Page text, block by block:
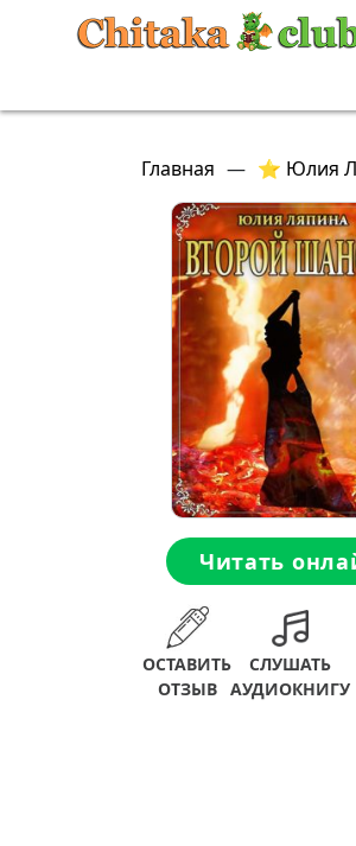
Главная — ⭐ Юлия
Читать
ОСТАВИТЬ
ОТЗЫВ
СЛУШАТЬ
АУДИОКНИГУ